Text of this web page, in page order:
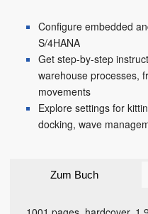
Configure embedded
S/4HANA
Get step-by-step
warehouse processes,
movements
Explore settings for
docking, wave
Zum Buch